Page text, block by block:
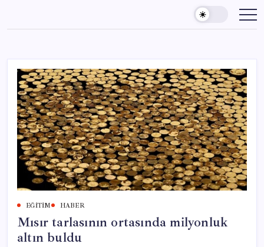
content
EĞITIM HABER
Mısır tarlasının ortasında milyonluk
altın buldu